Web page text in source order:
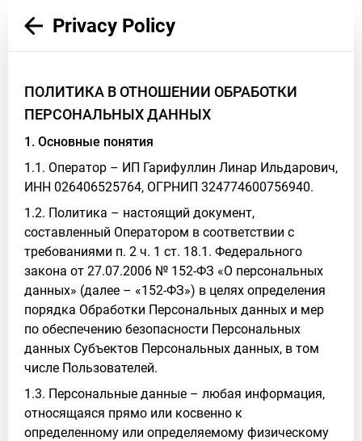
Privacy Policy
ПОЛИТИКА В ОТНОШЕНИИ ОБРАБОТКИ
ПЕРСОНАЛЬНЫХ ДАННЫХ
1. Основные понятия
1.1. Оператор – ИП Гарифуллин Линар Ильдарович,
ИНН 026406525764, ОГРНИП 324774600756940.
1.2. Политика – настоящий документ,
составленный Оператором в соответствии с
требованиями п. 2 ч. 1 ст. 18.1. Федерального
закона от 27.07.2006 № 152-ФЗ «О персональных
данных» (далее – «152-ФЗ») в целях определения
порядка Обработки Персональных данных и мер
по обеспечению безопасности Персональных
данных Субъектов Персональных данных, в том
числе Пользователей.
1.3. Персональные данные – любая информация,
относящаяся прямо или косвенно к
определенному или определяемому физическому